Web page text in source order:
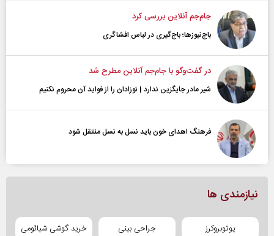
جام‌جم آنلاین بررسی کرد
باج‌نیوزها؛ باج‌گیری در لباس افشاگری
در گفت‌و‌گو با جام‌جم آنلاین مطرح شد
شیر مادر جایگزین ندارد | نوزادان را از فواید آن محروم نکنیم
فرهنگ اهدای خون باید نسل به نسل منتقل شود
نیازمندی ها
یوتوبروکرز جراحی بینی خرید گوشی شیائومی